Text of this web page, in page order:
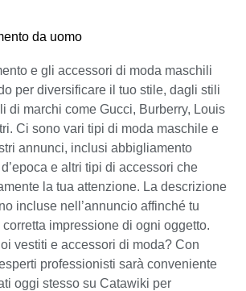
da uomo
e gli accessori di moda maschili
per diversificare il tuo stile, dagli stili
di marchi come Gucci, Burberry, Louis
Ci sono vari tipi di moda maschile e
annunci, inclusi abbigliamento
e altri tipi di accessori che
la tua attenzione. La descrizione
incluse nell’annuncio affinché tu
impressione di ogni oggetto.
vestiti e accessori di moda? Con
professionisti sarà conveniente
oggi stesso su Catawiki per